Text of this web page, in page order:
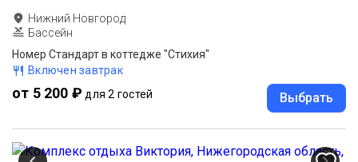
Нижний Новгород
Бассейн
Номер Стандарт в коттедже "Стихия"
Включен завтрак
от 5 200 ₽ для 2 гостей Выбрать